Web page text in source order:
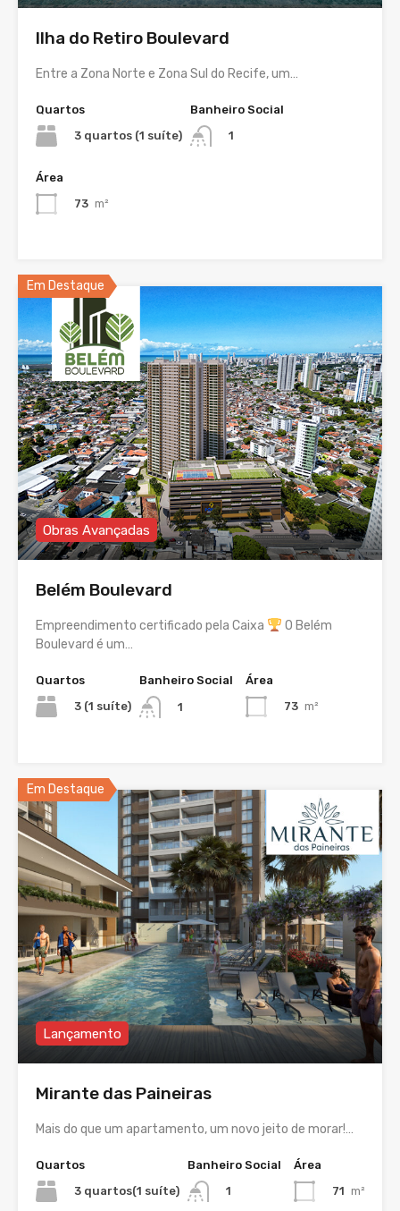
Ilha do Retiro Boulevard
Entre a Zona Norte e Zona Sul do Recife, um…
Quartos
3 quartos (1 suíte)
Banheiro Social
1
Área
73 m²
Em Destaque
Obras Avançadas
Belém Boulevard
Empreendimento certificado pela Caixa
O Belém
Boulevard é um…
Quartos
3 (1 suíte)
Banheiro Social
1
Área
73 m²
Em Destaque
Lançamento
Mirante das Paineiras
Mais do que um apartamento, um novo jeito de morar!…
Quartos
3 quartos(1 suíte)
Banheiro Social
1
Área
71 m²